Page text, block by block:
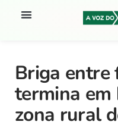
Briga entre
termina em
zona rural